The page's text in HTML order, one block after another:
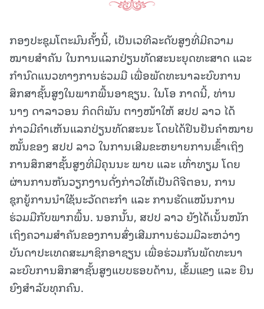
ກອງປະຊຸມໂຕະມົນຄັ້ງນີ້, ເປັນເວທີລະດັບສູງທີ່ມີຄວາມ
ໝາຍສຳຄັນ ໃນການແລກປ່ຽນທັດສະນະຍຸດທະສາດ ແລະ
ກຳນົດແນວທາງການຮ່ວມມື ເພື່ອພັດທະນາລະບົບການ
ສຶກສາຊັ້ນສູງໃນພາກພື້ນອາຊຽນ. ໃນໂອ ກາດນີ້, ທ່ານ
ນາງ ດາລາວອນ ກິດຕິພັນ ຕາງໜ້າໃຫ້ ສປປ ລາວ ໄດ້
ກ່າວມີຄຳເຫັນແລກປ່ຽນທັດສະນະ ໂດຍໄດ້ຢືນຢັນຄຳໝາຍ
ໝັ້ນຂອງ ສປປ ລາວ ໃນການເສີມຂະຫຍາຍການເຂົ້າເຖິງ
ການສຶກສາຊັ້ນສູງທີ່ມີຄຸນນະ ພາບ ແລະ ເທົ່າທຽມ ໂດຍ
ຜ່ານການຫັນວຽກງານດັ່ງກ່າວໃຫ້ເປັນດີຈີຕອນ, ການ
ຊຸກຍູ້ການນຳໃຊ້ນະວັດຕະກຳ ແລະ ການຮັດແໜ້ນການ
ຮ່ວມມືກັບພາກພື້ນ. ນອກນັ້ນ, ສປປ ລາວ ຍັງໄດ້ເນັ້ນໜັກ
ເຖິງຄວາມສຳຄັນຂອງການສົ່ງເສີມການຮ່ວມມືລະຫວ່າງ
ບັນດາປະເທດສະມາຊິກອາຊຽນ ເພື່ອຮ່ວມກັນພັດທະນາ
ລະບົບການສຶກສາຊັ້ນສູງແບບຮອບດ້ານ, ເຂັ້ມແຂງ ແລະ ຍືນ
ຍົງສຳລັບທຸກຄົນ.